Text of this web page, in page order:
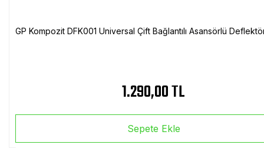
GP Kompozit DFK001 Universal Çift Bağlantılı Asansörlü
1.290,00 TL
Sepete Ekle